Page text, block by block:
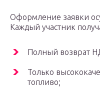
Оформление заявки
Каждый участник
Полный возврат
Только
топливо;